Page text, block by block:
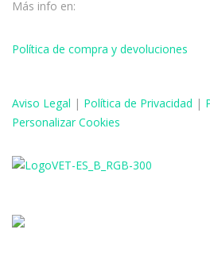
Más info en:
Política de compra y devoluciones
Aviso Legal | Política de Privacidad |
Personalizar Cookies